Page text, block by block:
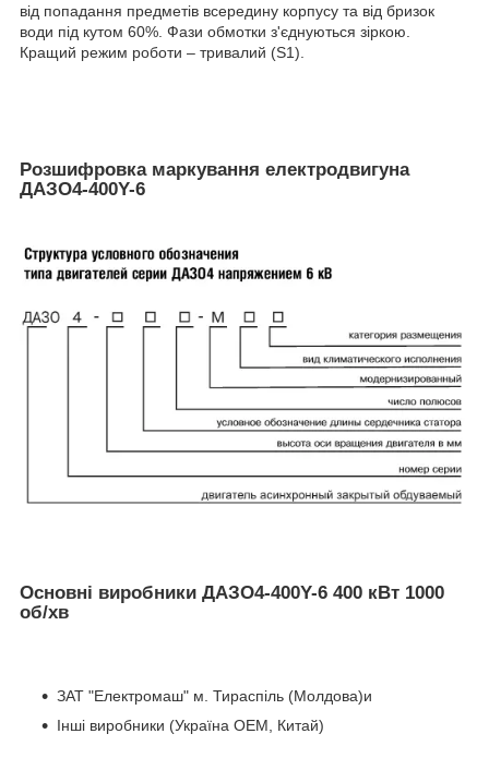
від попадання предметів всередину корпусу та від бризок
води під кутом 60%. Фази обмотки з'єднуються зіркою.
Кращий режим роботи – тривалий (S1).
Розшифровка маркування електродвигуна
ДАЗО4-400Y-6
Основні виробники ДАЗО4-400Y-6 400 кВт 1000
об/хв
ЗАТ "Електромаш" м. Тираспіль (Молдова)и
Інші виробники (Україна ОЕМ, Китай)